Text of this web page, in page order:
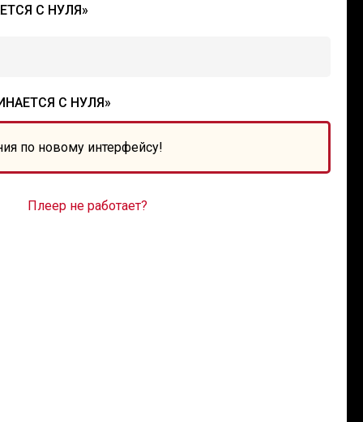
С НУЛЯ»
С НУЛЯ»
по новому интерфейсу!
Плеер не работает?